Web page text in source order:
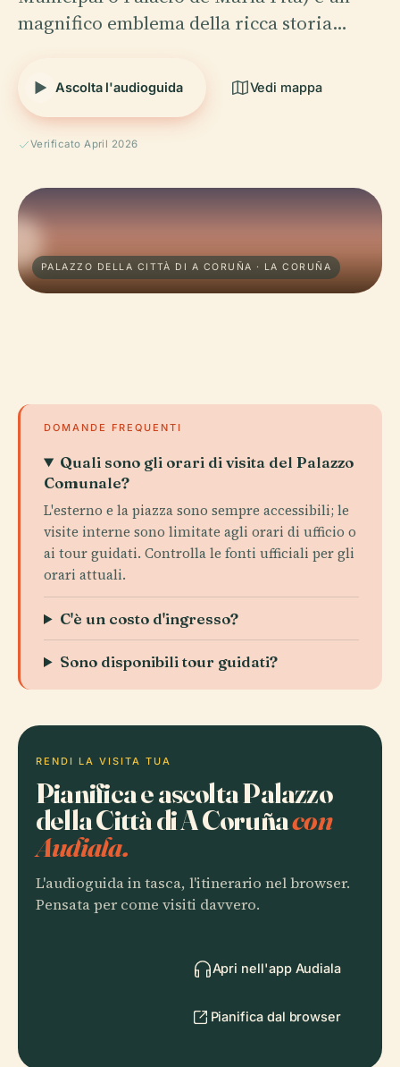
magnifico emblema della ricca storia…
Ascolta l'audioguida Vedi mappa
Verificato April 2026
PALAZZO DELLA CITTÀ DI A CORUÑA · LA CORUÑA
DOMANDE FREQUENTI
Quali sono gli orari di visita del Palazzo
Comunale?
L'esterno e la piazza sono sempre accessibili; le
visite interne sono limitate agli orari di ufficio o
ai tour guidati. Controlla le fonti ufficiali per gli
orari attuali.
C'è un costo d'ingresso?
Sono disponibili tour guidati?
RENDI LA VISITA TUA
Pianifica e ascolta Palazzo
della Città di A Coruñacon
Audiala.
L'audioguida in tasca, l'itinerario nel browser.
Pensata per come visiti davvero.
Apri nell'app Audiala
Pianifica dal browser